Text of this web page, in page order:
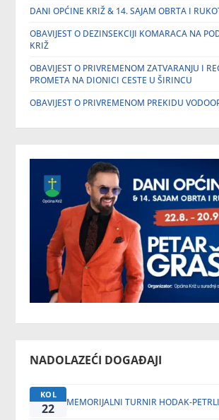
DANI OPĆINE KRIŽ & 14. SAJAM OBRTA I
OBAVIJEST O DEZINSEKCIJI KOMARACA NA
KRIŽ
OBAVIJEST O PRIVREMENOM ZATVARANJU I
PROMETA NA DIONICI CESTE U ŠIRINCU
OBAVIJEST O PRIVREMENOM PREKIDU
NADOLAZEĆI DOGAĐAJI
KOL
22 MEMORIJALNI TURNIR HODAK-